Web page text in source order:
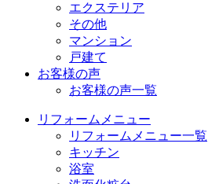
エクステリア
その他
マンション
戸建て
お客様の声
お客様の声一覧
リフォームメニュー
リフォームメニュー一覧
キッチン
浴室